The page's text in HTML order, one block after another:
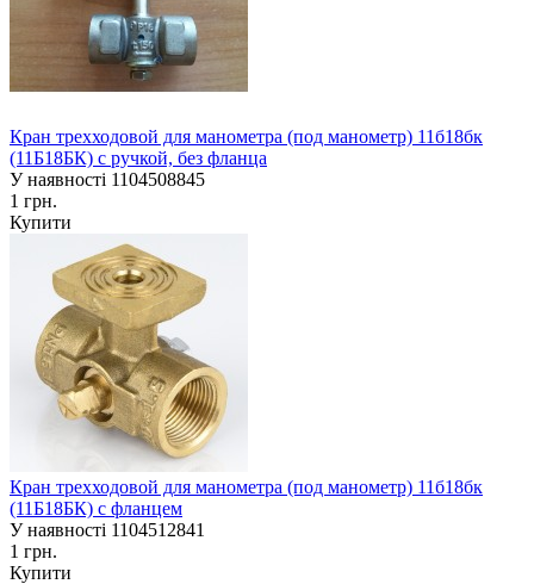
Кран трехходовой для манометра (под манометр) 11б18бк
(11Б18БК) с ручкой, без фланца
У наявності 1104508845
1 грн.
Купити
Кран трехходовой для манометра (под манометр) 11б18бк
(11Б18БК) с фланцем
У наявності 1104512841
1 грн.
Купити